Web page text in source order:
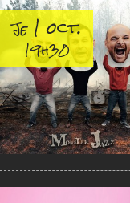
Je1 oct.
19h30